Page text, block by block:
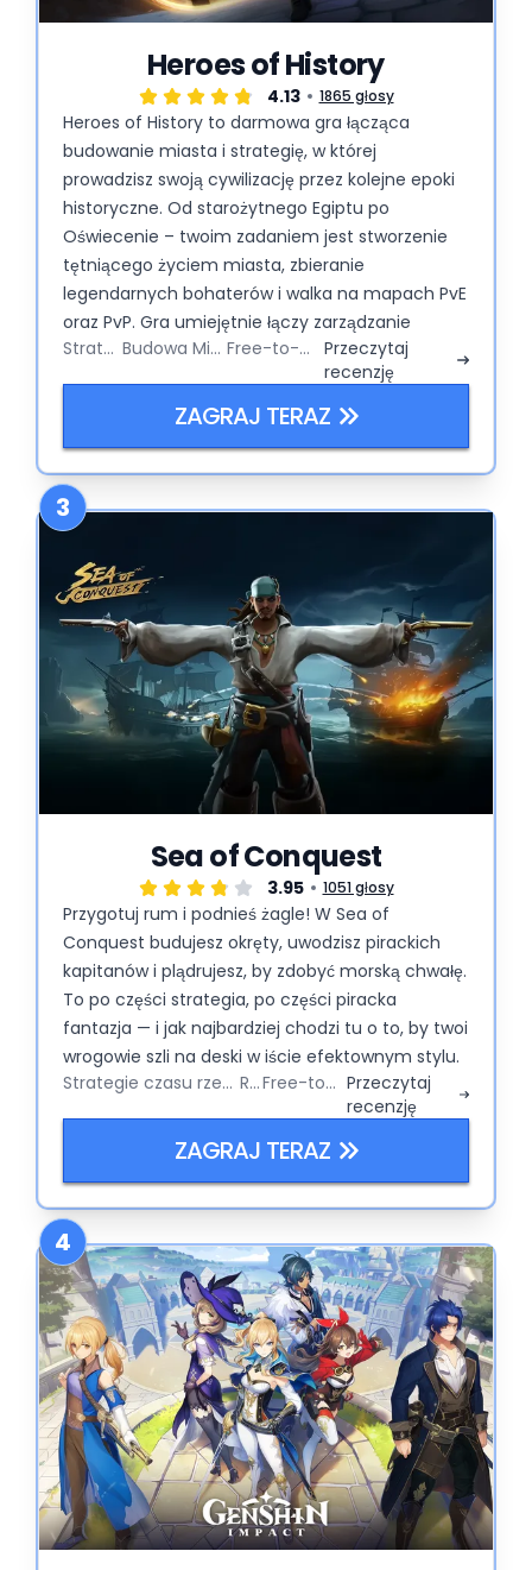
Heroes of History
4.13 1865 głosy
Heroes of History to darmowa gra łącząca
budowanie miasta i strategię, w której
prowadzisz swoją cywilizację przez kolejne epoki
historyczne. Od starożytnego Egiptu po
Oświecenie – twoim zadaniem jest stworzenie
tętniącego życiem miasta, zbieranie
legendarnych bohaterów i walka na mapach PvE
oraz PvP. Gra umiejętnie łączy zarządzanie
surowcami, kolekcjonowanie bohaterów i
taktyczne potyczki w kompaktowej formule,
którą odpalisz w przeglądarce lub na telefonie.
subtelnie kusi portfelem gracza.
Strategy Budowa Miasta Free-to-Play
Przeczytaj
recenzję
ZAGRAJ TERAZ
3
Sea of Conquest
3.95 1051 głosy
Przygotuj rum i podnieś żagle! W Sea of
Conquest budujesz okręty, uwodzisz pirackich
kapitanów i plądrujesz, by zdobyć morską chwałę.
To po części strategia, po części piracka
fantazja — i jak najbardziej chodzi tu o to, by twoi
wrogowie szli na deski w iście efektownym stylu.
Strategie czasu rzeczywistego
RPG Free-to-Play Przeczytaj
recenzję
ZAGRAJ TERAZ
4